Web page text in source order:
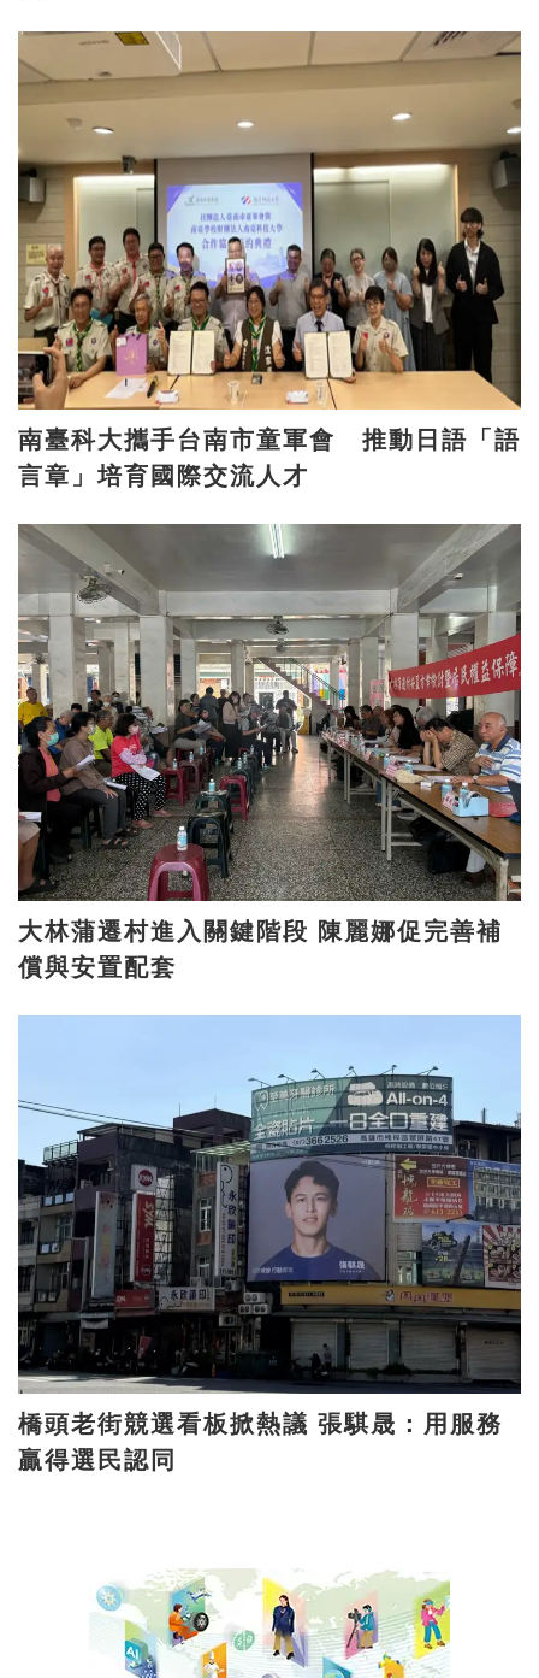
南臺科大攜手台南市童軍會 推動日語「語
言章」培育國際交流人才
大林蒲遷村進入關鍵階段 陳麗娜促完善補
償與安置配套
橋頭老街競選看板掀熱議 張騏晟：用服務
贏得選民認同